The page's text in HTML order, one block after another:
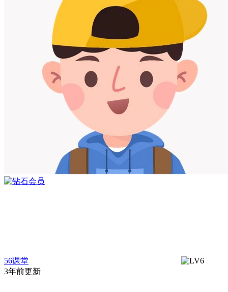
56课堂
3年前更新